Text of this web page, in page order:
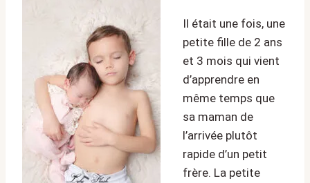
Il était une fois, une
petite fille de 2 ans
et 3 mois qui vient
d’apprendre en
même temps que
sa maman de
l’arrivée plutôt
rapide d’un petit
frère. La petite